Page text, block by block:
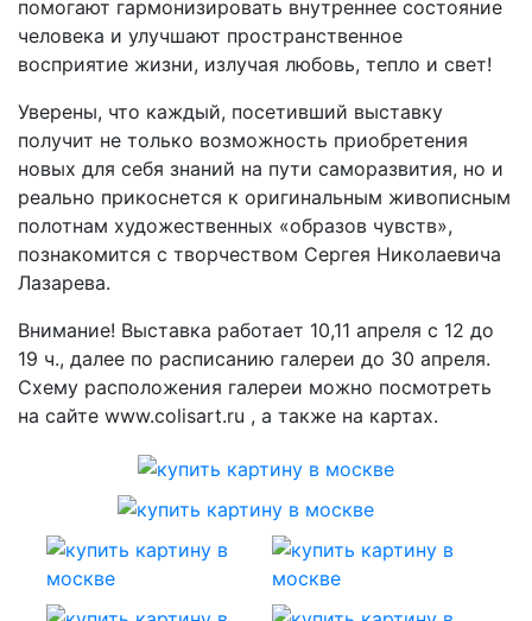
помогают гармонизировать внутреннее состояние
человека и улучшают пространственное
восприятие жизни, излучая любовь, тепло и свет!
Уверены, что каждый, посетивший выставку
получит не только возможность приобретения
новых для себя знаний на пути саморазвития, но и
реально прикоснется к оригинальным живописным
полотнам художественных «образов чувств»,
познакомится с творчеством Сергея Николаевича
Лазарева.
Внимание! Выставка работает 10,11 апреля с 12 до
19 ч., далее по расписанию галереи до 30 апреля.
Схему расположения галереи можно посмотреть
на сайте www.colisart.ru , а также на картах.